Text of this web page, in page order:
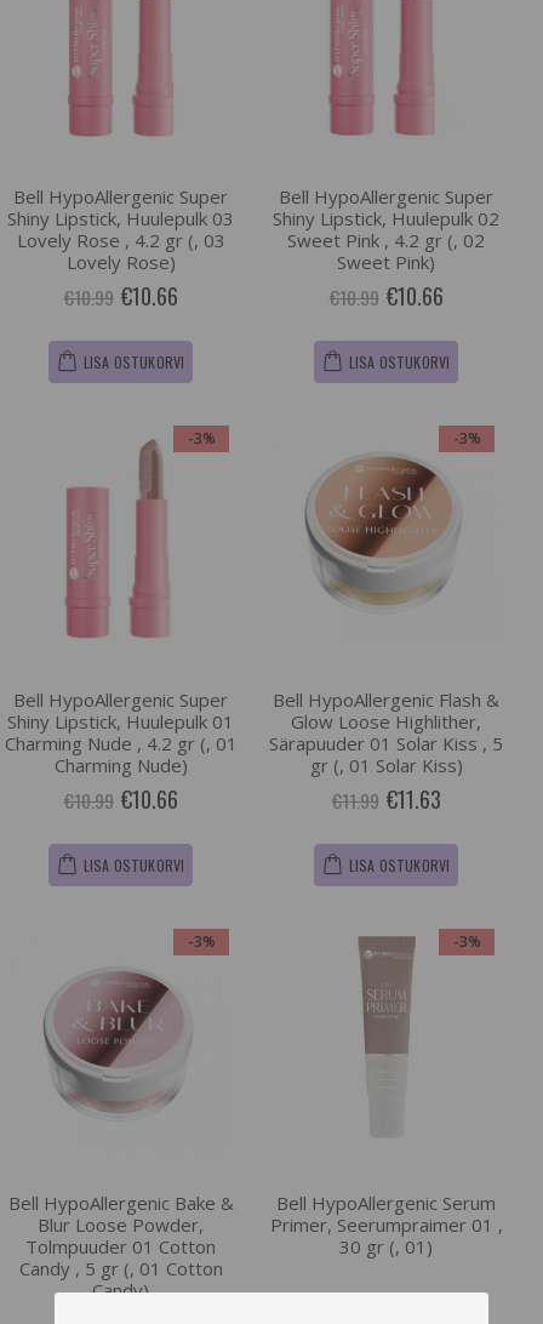
Bell HypoAllergenic Super
Shiny Lipstick, Huulepulk 03
Lovely Rose , 4.2 gr (, 03
Lovely Rose)
€10.99 €10.66
LISA OSTUKORVI
Bell HypoAllergenic Super
Shiny Lipstick, Huulepulk 02
Sweet Pink , 4.2 gr (, 02
Sweet Pink)
€10.99 €10.66
LISA OSTUKORVI
-3%
Bell HypoAllergenic Super
Shiny Lipstick, Huulepulk 01
Charming Nude , 4.2 gr (, 01
Charming Nude)
€10.99 €10.66
LISA OSTUKORVI
-3%
Bell HypoAllergenic Flash &
Glow Loose Highlither,
Särapuuder 01 Solar Kiss , 5
gr (, 01 Solar Kiss)
€11.99 €11.63
LISA OSTUKORVI
-3%
Bell HypoAllergenic Bake &
Blur Loose Powder,
Tolmpuuder 01 Cotton
Candy , 5 gr (, 01 Cotton
Candy)
-3%
Bell HypoAllergenic Serum
Primer, Seerumpraimer 01 ,
30 gr (, 01)